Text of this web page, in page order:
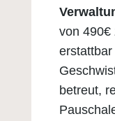
von 490€
betreut,